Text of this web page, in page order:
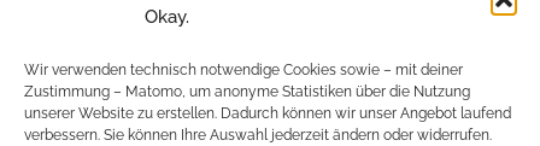
Okay.
Wir verwenden technisch notwendige Cookies sowie – mit deiner
Zustimmung – Matomo, um anonyme Statistiken über die Nutzung
unserer Website zu erstellen. Dadurch können wir unser Angebot laufend
verbessern. Sie können Ihre Auswahl jederzeit ändern oder widerrufen.
Tickets
FAQ´s